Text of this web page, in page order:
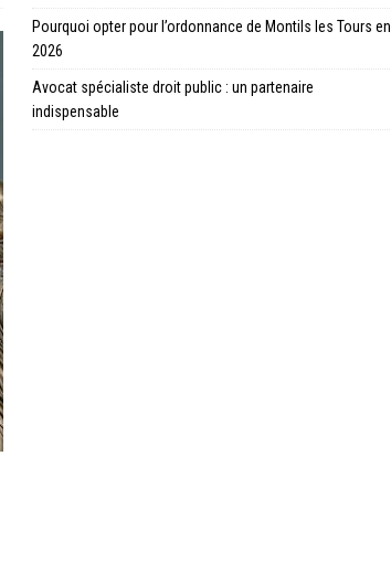
Pourquoi opter pour l’ordonnance de Montils les Tours en
2026
Avocat spécialiste droit public : un partenaire
indispensable